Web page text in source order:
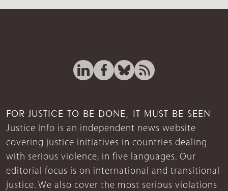
FOR JUSTICE TO BE DONE, IT MUST BE SEEN
Justice Info is an independent news website
covering justice initiatives in countries dealing
with serious violence, in five languages. Our
editorial focus is on international and transitional
justice. We also cover the most serious violations